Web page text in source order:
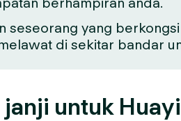
seseorang yang
di sekitar bandar
untuk